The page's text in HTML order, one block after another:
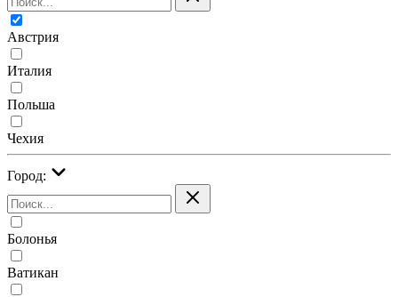
Австрия
Италия
Польша
Чехия
Город:
Болонья
Ватикан